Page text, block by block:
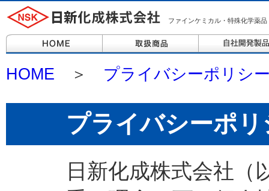
ファインケミカル・特殊化学薬
HOME ＞ プライバシーポリシ
プライバシーポリ
日新化成株式会社（